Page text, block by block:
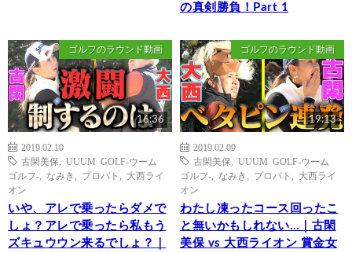
の真剣勝負！Part 1
ゴルフのラウンド動画
16:36
2019.02.10
古閑美保
UUUM GOLF-ウーム
ゴルフ-
なみき プロバト
大西ライ
オン
いや、アレで乗ったらダメで
しょ？アレで乗ったら私もう
ズキュウウン来るでしょ？｜
ゴルフのラウンド動画
19:13
2019.02.09
古閑美保
UUUM GOLF-ウーム
ゴルフ-
なみき プロバト
大西ライ
オン
わたし凍ったコース回ったこ
と無いかもしれない…｜古閑
美保 vs 大西ライオン 賞金女